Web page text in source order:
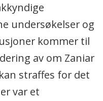
undersøkelser og
kommer til
av om Zaniar
straffes for det
var et